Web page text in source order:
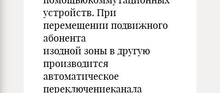
устройств. При
перемещении подвижного
абонента
изодной зоны в другую
производится
автоматическое
переключениеканала